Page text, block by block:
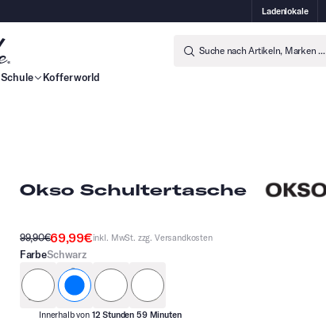
Ladenlokale
Suche nach Artikeln, Marken ...
Schule Kofferworld
Okso Schultertasche
99,90€69,99€inkl. MwSt. zzg. Versandkosten
FarbeSchwarz
Anthrazitschwarzdunkelblau
beige
Innerhalb von 12 Stunden 59 Minuten